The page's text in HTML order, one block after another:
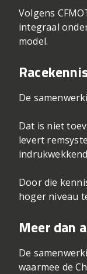
Volgens
integraal
model.
De
Dat is niet
levert
Door die
hoger niveau
Meer dan
De
waarmee de